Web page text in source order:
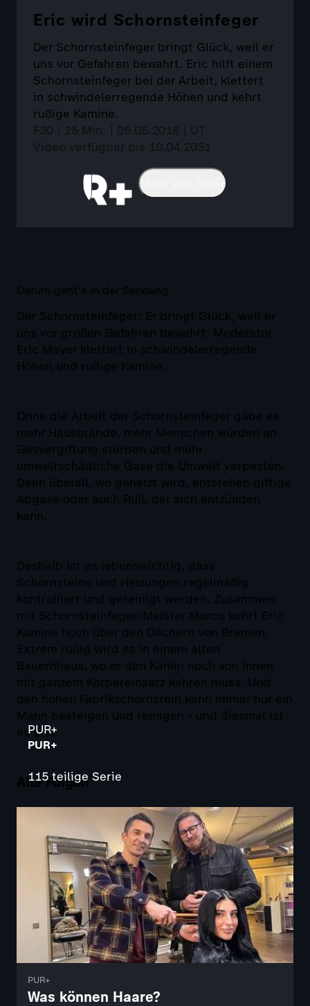
Eric wird Schornsteinfeger
Der Schornsteinfeger bringt Glück, weil er
uns vor Gefahren bewahrt. Eric hilft einem
Schornsteinfeger bei der Arbeit, klettert
in schwindelerregende Höhen und kehrt
rußige Kamine.
F30 | 25 Min. | 05.05.2018 | UT
Video verfügbar bis 10.04.2031
Mehr von PUR+
Darum geht's in der Sendung
Der Schornsteinfeger: Er bringt Glück, weil er
uns vor großen Gefahren bewahrt. Moderator
Eric Mayer klettert in schwindelerregende
Höhen und rußige Kamine.
Ohne die Arbeit der Schornsteinfeger gäbe es
mehr Hausbrände, mehr Menschen würden an
Gasvergiftung sterben und mehr
umweltschädliche Gase die Umwelt verpesten.
Denn überall, wo geheizt wird, entstehen giftige
Abgase oder auch Ruß, der sich entzünden
kann.
Deshalb ist es lebenswichtig, dass
Schornsteine und Heizungen regelmäßig
kontrolliert und gereinigt werden. Zusammen
mit Schornsteinfeger-Meister Marco kehrt Eric
Kamine hoch über den Dächern von Bremen.
Extrem rußig wird es in einem alten
Bauernhaus, wo er den Kamin noch von innen
mit ganzem Körpereinsatz kehren muss. Und
den hohen Fabrikschornstein kann immer nur ein
Mann besteigen und reinigen - und diesmal ist
es Eric.
Alle Folgen
PUR+
PUR+
115 teilige Serie
PUR+
Was können Haare?